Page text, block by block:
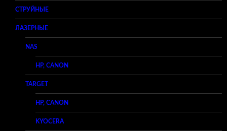
СТРУЙНЫЕ
ЛАЗЕРНЫЕ
NAS
HP, CANON
TARGET
HP, CANON
KYOCERA